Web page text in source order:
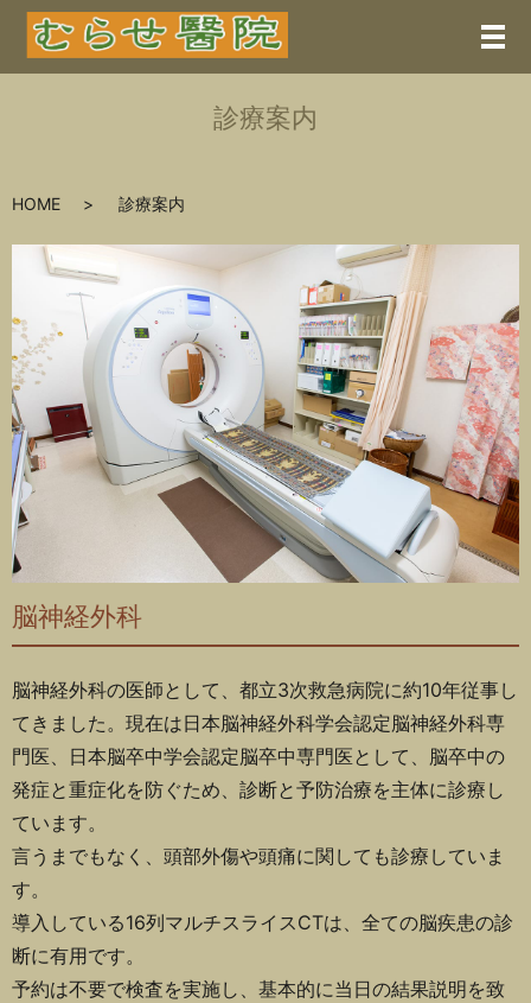
メ
診療案内
HOME 診療案内
脳神経外科
脳神経外科の医師として、都立3次救急病院に約10年従事し
てきました。現在は日本脳神経外科学会認定脳神経外科専
門医、 日本脳卒中学会認定脳卒中専門医として、脳卒中の
発症と重症化を防ぐため、診断と予防治療を主体に診療し
ています。
言うまでもなく、頭部外傷や頭痛に関しても診療していま
す。
導入している16列マルチスライスCTは、全ての脳疾患の診
断に有用です。
予約は不要で検査を実施し、基本的に当日の結果説明を致